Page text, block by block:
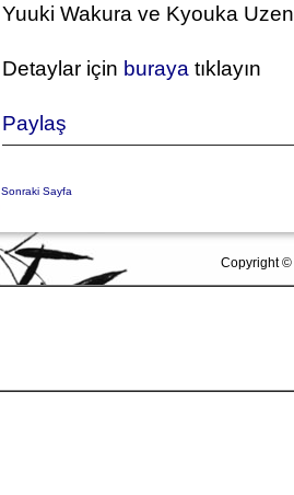
Yuuki Wakura ve Kyouka
Detaylar için buraya tıklayın
Paylaş
Sonraki Sayfa
Copyright ©